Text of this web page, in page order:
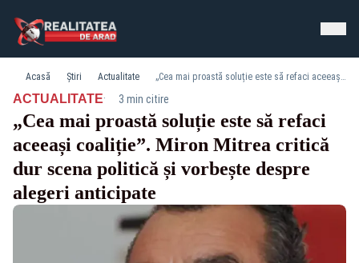
Acasă Știri Actualitate „Cea mai proastă soluție este să refaci aceeași coaliție”. Miron Mitrea critică dur scena politică și vorbește despre alegeri anticipate
ACTUALITATE· 3 min citire
„Cea mai proastă soluție este să refaci
aceeași coaliție”. Miron Mitrea critică
dur scena politică și vorbește despre
alegeri anticipate